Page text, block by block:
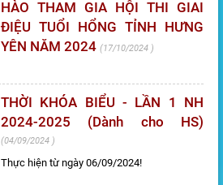
HÀO THAM GIA HỘI THI GIAI
ĐIỆU TUỔI HỔNG TỈNH HƯNG
YÊN NĂM 2024
17/10/2024
THỜI KHÓA BIỂU - LẦN 1 NH
2024-2025 (Dành cho HS)
04/09/2024
Thực hiện từ ngày 06/09/2024!